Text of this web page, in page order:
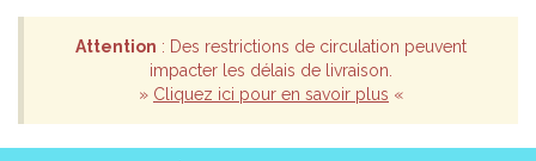
Attention : Des restrictions de circulation peuvent
impacter les délais de livraison.
» Cliquez ici pour en savoir plus «